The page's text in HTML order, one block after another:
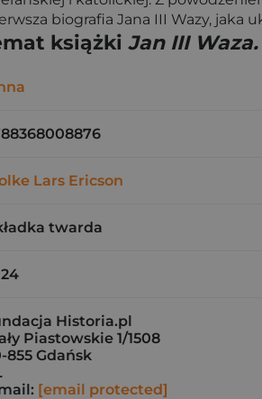
biografia Jana III Wazy, jaka
książki Jan III
Lars Ericson
twarda
Historia.pl
Piastowskie 1/1508
855 Gdańsk
[email protected]